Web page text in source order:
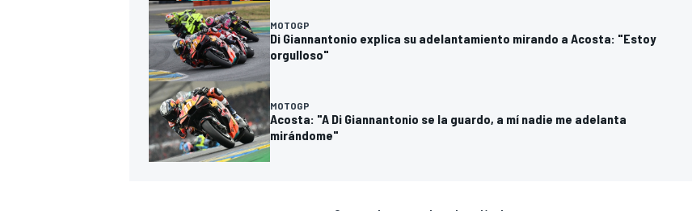
MOTOGP
Di Giannantonio explica su adelantamiento mirando a Acosta: "Estoy
orgulloso"
MOTOGP
Acosta: "A Di Giannantonio se la guardo, a mí nadie me adelanta
mirándome"